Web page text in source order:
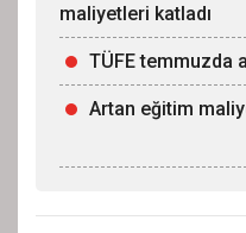
maliyetleri katladı
TÜFE temmuzda
Artan eğitim